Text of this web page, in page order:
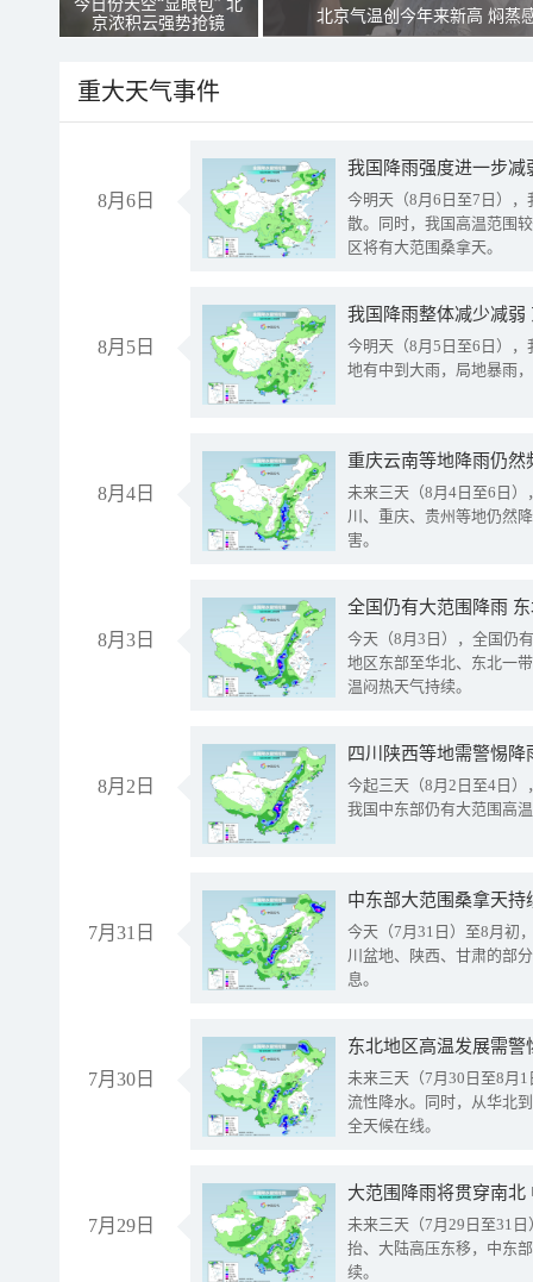
今日份天空“显眼包” 北
京浓积云强势抢镜
北京气温创今年来新高 焖蒸
重大天气事件
8月6日
今明天（8月6日至7日）
散。同时，我国高温范围
区将有大范围桑拿天。
8月5日
我国降雨整体减少减弱
今明天（8月5日至6日）
地有中到大雨，局地暴雨
8月4日
重庆云南等地降雨仍然
未来三天（8月4日至6日
川、重庆、贵州等地仍然
害。
8月3日
全国仍有大范围降雨
今天（8月3日），全国仍
地区东部至华北、东北一
温闷热天气持续。
8月2日
今起三天（8月2日至4日
我国中东部仍有大范围高
7月31日
中东部大范围桑拿天
今天（7月31日）至8月初
川盆地、陕西、甘肃的部
息。
7月30日
东北地区高温发展需
未来三天（7月30日至8月
流性降水。同时，从华北
全天候在线。
7月29日
大范围降雨将贯穿南
未来三天（7月29日至31
抬、大陆高压东移，中东
续。